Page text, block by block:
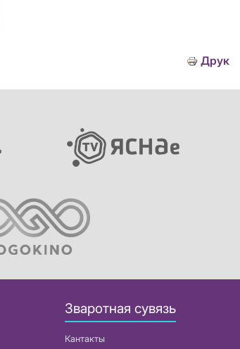
Друк
Зваротная сувязь
Кантакты